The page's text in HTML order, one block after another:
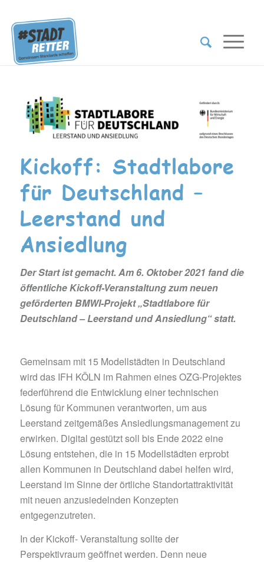
Kickoff: Stadtlabore
für Deutschland –
Leerstand und
Ansiedlung
Der Start ist gemacht. Am 6. Oktober 2021 fand die
öffentliche Kickoff-Veranstaltung zum neuen
geförderten BMWI-Projekt „Stadtlabore für
Deutschland – Leerstand und Ansiedlung“ statt.
Gemeinsam mit 15 Modellstädten in Deutschland
wird das IFH KÖLN im Rahmen eines OZG-Projektes
federführend die Entwicklung einer technischen
Lösung für Kommunen verantworten, um aus
Leerstand zeitgemäßes Ansiedlungsmanagement zu
erwirken. Digital gestützt soll bis Ende 2022 eine
Lösung entstehen, die in 15 Modellstädten erprobt
allen Kommunen in Deutschland dabei helfen wird,
Leerstand im Sinne der örtliche Standortattraktivität
mit neuen anzusiedelnden Konzepten
entgegenzutreten.
In der Kickoff- Veranstaltung sollte der
Perspektivraum geöffnet werden. Denn neue